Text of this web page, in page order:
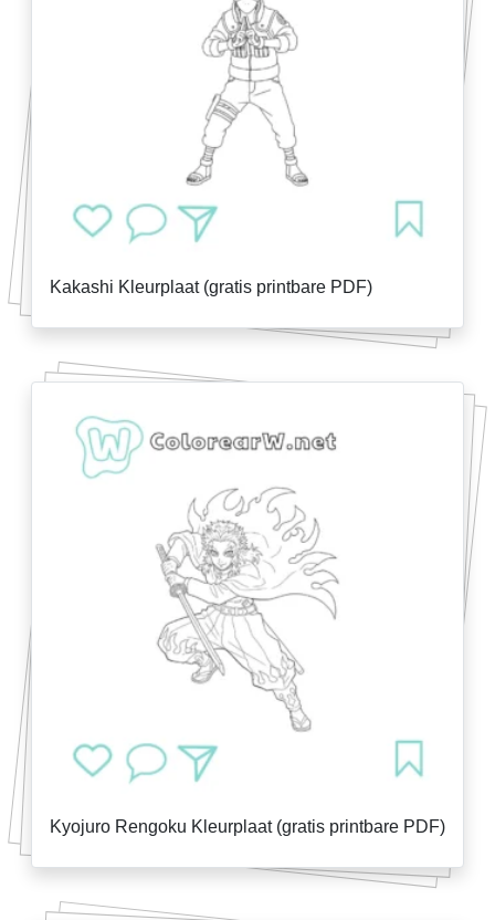
Kakashi Kleurplaat (gratis printbare PDF)
Kyojuro Rengoku Kleurplaat (gratis printbare PDF)